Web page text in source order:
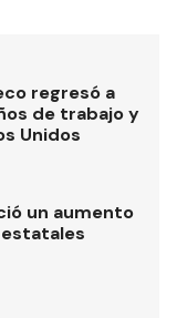
regresó a
de trabajo y
Unidos
un aumento
estatales